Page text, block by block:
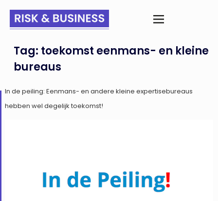
Tag: toekomst eenmans- en kleine
bureaus
In de peiling: Eenmans- en andere kleine expertisebureaus
hebben wel degelijk toekomst!